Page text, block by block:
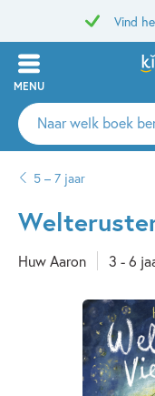
Vind
MENU
Zoeken
naar
auteurs
uitgevers
5 – 7 jaar
Huw Aaron 3 - 6